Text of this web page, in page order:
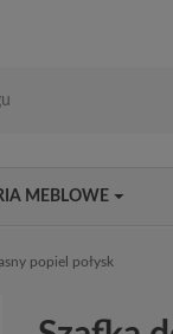
MEBLOWE
popiel połysk